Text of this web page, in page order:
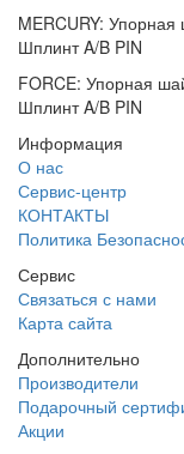
MERCURY:
Шплинт A/B PIN
FORCE: Упорная
Шплинт A/B PIN
Информация
О нас
Сервис-центр
КОНТАКТЫ
Политика
Сервис
Связаться с нами
Карта сайта
Дополнительно
Производители
Подарочный
Акции